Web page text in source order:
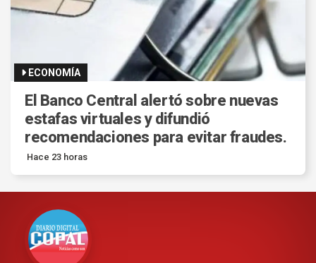
ECONOMÍA
El Banco Central alertó sobre nuevas
estafas virtuales y difundió
recomendaciones para evitar fraudes.
Hace 23 horas